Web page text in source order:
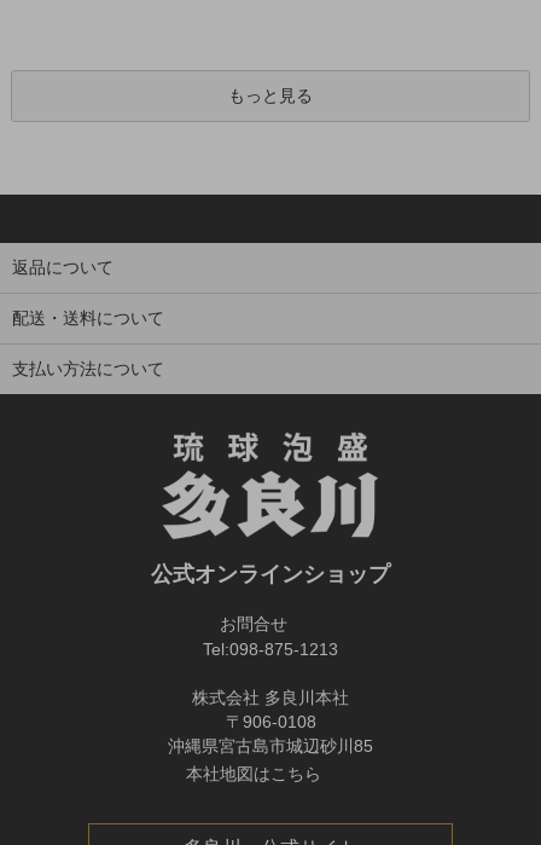
もっと見る
返品について
配送・送料について
支払い方法について
公式オンラインショップ
お問合せ
Tel:098-875-1213
株式会社 多良川本社
〒906-0108
沖縄県宮古島市城辺砂川85
本社地図はこちら